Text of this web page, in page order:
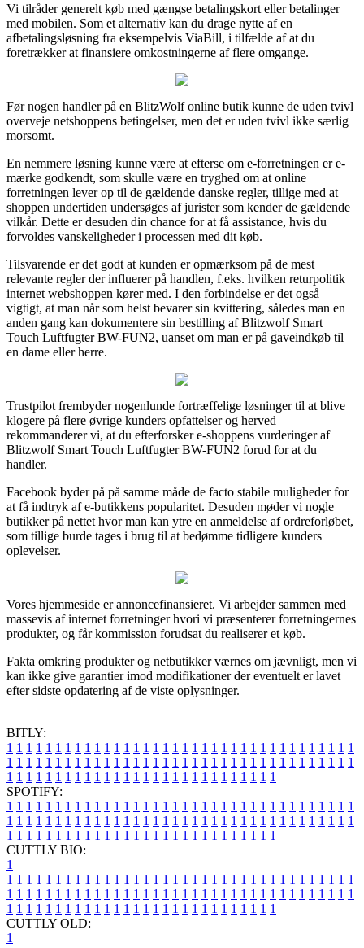
Vi tilråder generelt køb med gængse betalingskort eller betalinger
med mobilen. Som et alternativ kan du drage nytte af en
afbetalingsløsning fra eksempelvis ViaBill, i tilfælde af at du
foretrækker at finansiere omkostningerne af flere omgange.
Før nogen handler på en BlitzWolf online butik kunne de uden tvivl
overveje netshoppens betingelser, men det er uden tvivl ikke særlig
morsomt.
En nemmere løsning kunne være at efterse om e-forretningen er e-
mærke godkendt, som skulle være en tryghed om at online
forretningen lever op til de gældende danske regler, tillige med at
shoppen undertiden undersøges af jurister som kender de gældende
vilkår. Dette er desuden din chance for at få assistance, hvis du
forvoldes vanskeligheder i processen med dit køb.
Tilsvarende er det godt at kunden er opmærksom på de mest
relevante regler der influerer på handlen, f.eks. hvilken returpolitik
internet webshoppen kører med. I den forbindelse er det også
vigtigt, at man når som helst bevarer sin kvittering, således man en
anden gang kan dokumentere sin bestilling af Blitzwolf Smart
Touch Luftfugter BW-FUN2, uanset om man er på gaveindkøb til
en dame eller herre.
Trustpilot frembyder nogenlunde fortræffelige løsninger til at blive
klogere på flere øvrige kunders opfattelser og herved
rekommanderer vi, at du efterforsker e-shoppens vurderinger af
Blitzwolf Smart Touch Luftfugter BW-FUN2 forud for at du
handler.
Facebook byder på på samme måde de facto stabile muligheder for
at få indtryk af e-butikkens popularitet. Desuden møder vi nogle
butikker på nettet hvor man kan ytre en anmeldelse af ordreforløbet,
som tillige burde tages i brug til at bedømme tidligere kunders
oplevelser.
Vores hjemmeside er annoncefinansieret. Vi arbejder sammen med
massevis af internet forretninger hvori vi præsenterer forretningernes
produkter, og får kommission forudsat du realiserer et køb.
Fakta omkring produkter og netbutikker værnes om jævnligt, men vi
kan ikke give garantier imod modifikationer der eventuelt er lavet
efter sidste opdatering af de viste oplysninger.
BITLY:
1 1 1 1 1 1 1 1 1 1 1 1 1 1 1 1 1 1 1 1 1 1 1 1 1 1 1 1 1 1 1 1 1 1 1 1
1 1 1 1 1 1 1 1 1 1 1 1 1 1 1 1 1 1 1 1 1 1 1 1 1 1 1 1 1 1 1 1 1 1 1 1
1 1 1 1 1 1 1 1 1 1 1 1 1 1 1 1 1 1 1 1 1 1 1 1 1 1 1 1
SPOTIFY:
1 1 1 1 1 1 1 1 1 1 1 1 1 1 1 1 1 1 1 1 1 1 1 1 1 1 1 1 1 1 1 1 1 1 1 1
1 1 1 1 1 1 1 1 1 1 1 1 1 1 1 1 1 1 1 1 1 1 1 1 1 1 1 1 1 1 1 1 1 1 1 1
1 1 1 1 1 1 1 1 1 1 1 1 1 1 1 1 1 1 1 1 1 1 1 1 1 1 1 1
CUTTLY BIO:
1
1 1 1 1 1 1 1 1 1 1 1 1 1 1 1 1 1 1 1 1 1 1 1 1 1 1 1 1 1 1 1 1 1 1 1 1
1 1 1 1 1 1 1 1 1 1 1 1 1 1 1 1 1 1 1 1 1 1 1 1 1 1 1 1 1 1 1 1 1 1 1 1
1 1 1 1 1 1 1 1 1 1 1 1 1 1 1 1 1 1 1 1 1 1 1 1 1 1 1 1
CUTTLY OLD:
1